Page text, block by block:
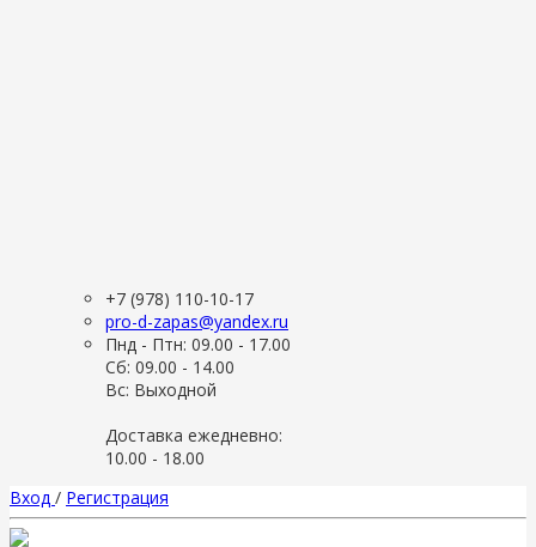
+7 (978) 110-10-17
pro-d-zapas@yandex.ru
Пнд - Птн: 09.00 - 17.00
Сб: 09.00 - 14.00
Вс: Выходной
Доставка ежедневно:
10.00 - 18.00
Вход / Регистрация